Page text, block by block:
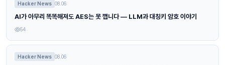
Hacker News 08.06
AI가 아무리 똑똑해져도 AES는 못 깹니다 — LLM과 대칭키 암호 이야기
54
Hacker News 08.06